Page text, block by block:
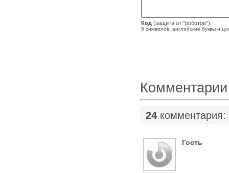
Код (защита от "роботов"):
5 символов, английские буквы и
Комментарии
24 комментария:
Гость